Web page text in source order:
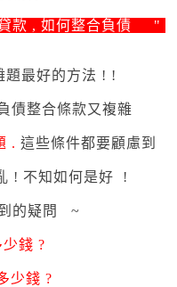
款 , 如何整合負債
"
題最好的方法 ! !
債整合條款又複雜
. 這些條件都要顧慮到
! 不知如何是好 !
的疑問 ~
錢 ?
少錢 ?